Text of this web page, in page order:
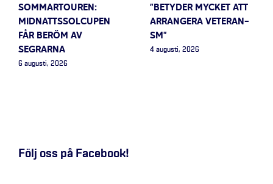
SOMMARTOUREN:
MIDNATTSSOLCUPEN
FÅR BERÖM AV
SEGRARNA
6 augusti, 2026
”BETYDER MYCKET ATT
ARRANGERA VETERAN-
SM”
4 augusti, 2026
Följ oss på Facebook!